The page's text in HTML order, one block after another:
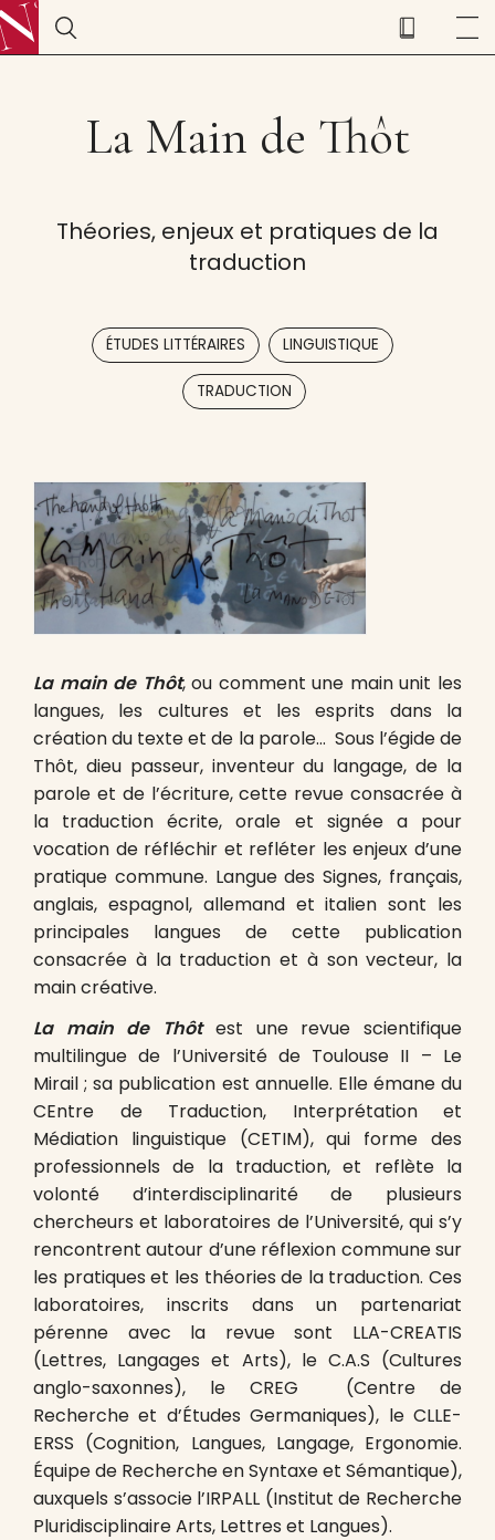
La Main de Thôt
Théories, enjeux et pratiques de la
traduction
ÉTUDES LITTÉRAIRES , LINGUISTIQUE
TRADUCTION
La main de Thôt, ou comment une main unit les
langues, les cultures et les esprits dans la
création du texte et de la parole… Sous l’égide de
Thôt, dieu passeur, inventeur du langage, de la
parole et de l’écriture, cette revue consacrée à
la traduction écrite, orale et signée a pour
vocation de réfléchir et refléter les enjeux d’une
pratique commune. Langue des Signes, français,
anglais, espagnol, allemand et italien sont les
principales langues de cette publication
consacrée à la traduction et à son vecteur, la
main créative.
La main de Thôtest une revue scientifique
multilingue de l’Université de Toulouse II – Le
Mirail ; sa publication est annuelle. Elle émane du
CEntre de Traduction, Interprétation et
Médiation linguistique (CETIM), qui forme des
professionnels de la traduction, et reflète la
volonté d’interdisciplinarité de plusieurs
chercheurs et laboratoires de l’Université, qui s’y
rencontrent autour d’une réflexion commune sur
les pratiques et les théories de la traduction. Ces
laboratoires, inscrits dans un partenariat
pérenne avec la revue sont LLA-CREATIS
(Lettres, Langages et Arts), le C.A.S (Cultures
anglo-saxonnes), le CREG (Centre de
Recherche et d’Études Germaniques), le CLLE-
ERSS (Cognition, Langues, Langage, Ergonomie.
Équipe de Recherche en Syntaxe et Sémantique),
auxquels s’associe l’IRPALL (Institut de Recherche
Pluridisciplinaire Arts, Lettres et Langues).